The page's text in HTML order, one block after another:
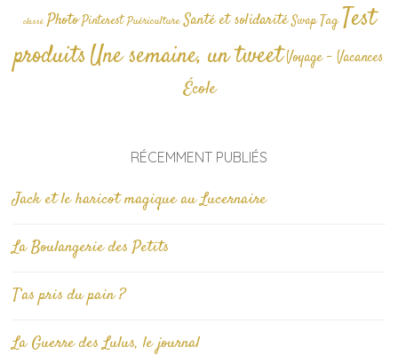
classé Photo Pinterest Puériculture Santé et solidarité Swap TagTest
produitsUne semaine, un tweetVoyage - Vacances
École
RÉCEMMENT PUBLIÉS
Jack et le haricot magique au Lucernaire
La Boulangerie des Petits
T’as pris du pain ?
La Guerre des Lulus, le journal